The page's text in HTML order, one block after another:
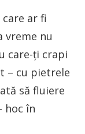
care ar fi
vreme nu
care-ți crapi
– cu pietrele
să fluiere
hoc în